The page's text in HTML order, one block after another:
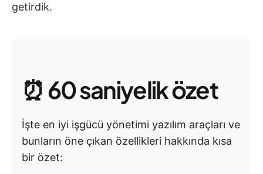
getirdik.
⏰ 60 saniyelik özet
İşte en iyi işgücü yönetimi yazılım araçları ve
bunların öne çıkan özellikleri hakkında kısa
bir özet: